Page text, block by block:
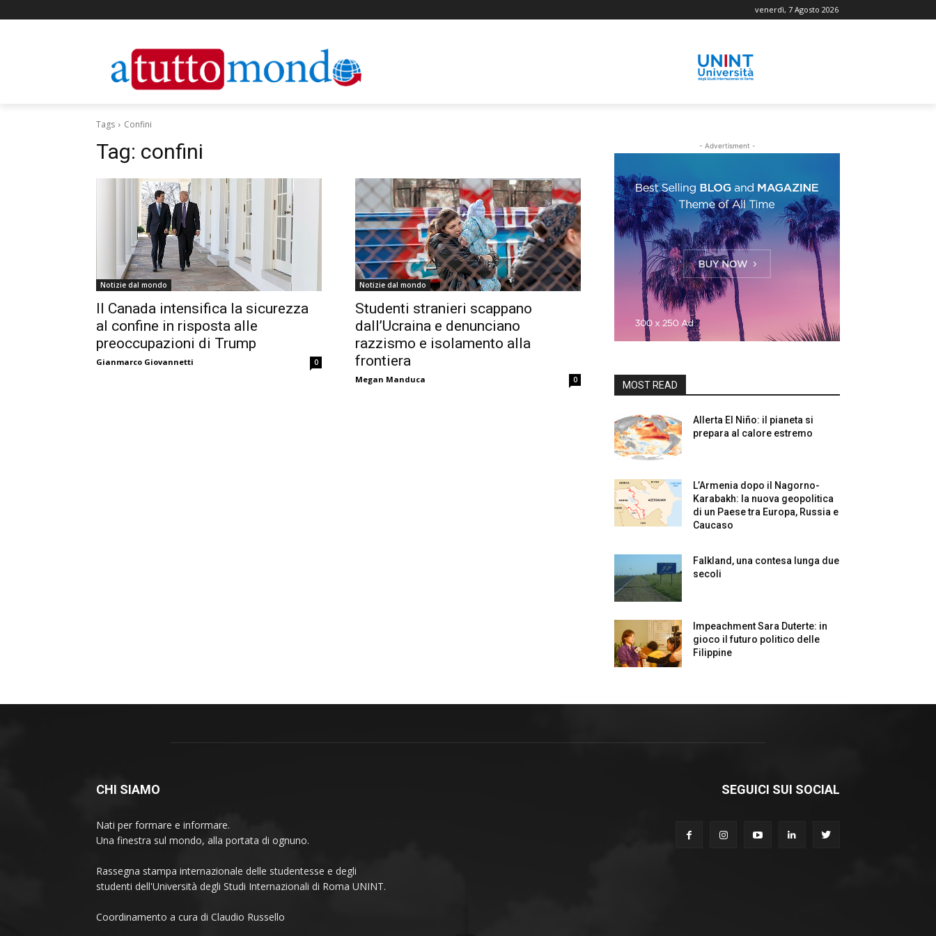
venerdì, 7 Agosto 2026
Tags Confini
Tag: confini
Notizie dal mondo
Il Canada intensifica la sicurezza
al confine in risposta alle
preoccupazioni di Trump
Gianmarco Giovannetti 0
Notizie dal mondo
Studenti stranieri scappano
dall’Ucraina e denunciano
razzismo e isolamento alla
frontiera
Megan Manduca 0
- Advertisment -
MOST READ
Allerta El Niño: il pianeta si
prepara al calore estremo
L’Armenia dopo il Nagorno-
Karabakh: la nuova geopolitica
di un Paese tra Europa, Russia e
Caucaso
Falkland, una contesa lunga due
secoli
Impeachment Sara Duterte: in
gioco il futuro politico delle
Filippine
CHI SIAMO
Nati per formare e informare.
Una finestra sul mondo, alla portata di ognuno.
Rassegna stampa internazionale delle studentesse e degli
studenti dell'Università degli Studi Internazionali di Roma UNINT.
Coordinamento a cura di Claudio Russello
SEGUICI SUI SOCIAL